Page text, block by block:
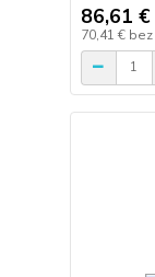
86,61 €
70,41 € bez